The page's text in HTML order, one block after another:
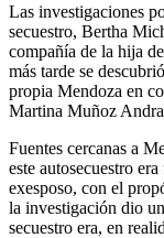
Las investigaciones
secuestro, Bertha
compañía de la hija
más tarde se
propia Mendoza en
Martina Muñoz
Fuentes cercanas a
este autosecuestro
exesposo, con el
la investigación dio
secuestro era, en